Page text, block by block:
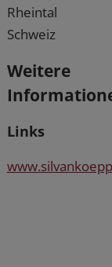
Rheintal
Schweiz
Weitere
Links